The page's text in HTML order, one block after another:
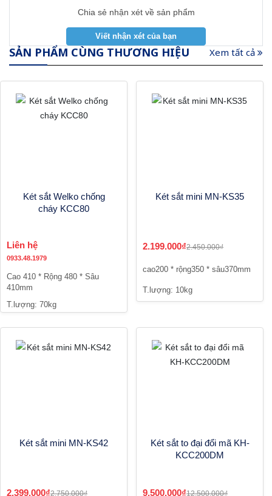
Chia sẻ nhận xét về sản phẩm
SẢN PHẨM CÙNG THƯƠNG HIỆU Xem tất cả
Két sắt Welko chống
cháy KCC80
Liên hệ
0933.48.1979
Cao 410 * Rộng 480 * Sâu
410mm
T.lượng: 70kg
Két sắt mini MN-KS35
2.199.000₫2.450.000₫
cao200 * rộng350 * sâu370mm
T.lượng: 10kg
Két sắt mini MN-KS42
2.399.000₫2.750.000₫
Két sắt to đại đổi mã KH-
KCC200DM
9.500.000₫12.500.000₫